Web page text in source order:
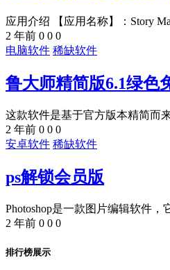
应用介绍 【应用名称】：Story
2 年前 0 0 0
电脑软件 稀缺软件
鲁大师精简版6.1绿色
这款软件是基于官方版本精简而
2 年前 0 0 0
安卓软件 稀缺软件
ps解锁会员版
Photoshop是一款图片编辑软件
2 年前 0 0 0
排行榜展示